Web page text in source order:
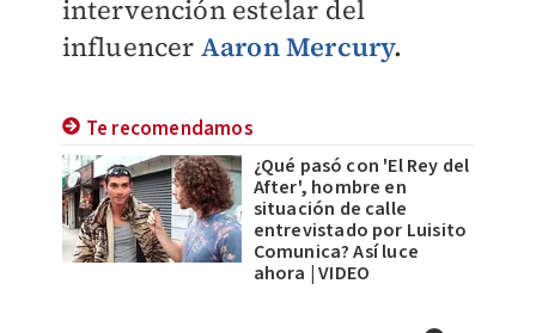
intervención estelar del
influencer Aaron Mercury.
Te recomendamos
¿Qué pasó con 'El Rey del
After', hombre en
situación de calle
entrevistado por Luisito
Comunica? Así luce
ahora | VIDEO